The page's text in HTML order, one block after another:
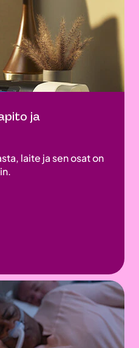
ja
laite ja sen osat on